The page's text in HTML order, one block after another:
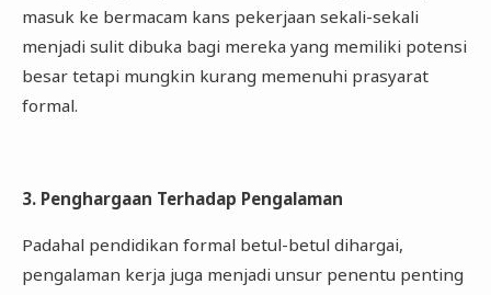
masuk ke bermacam kans pekerjaan sekali-sekali
menjadi sulit dibuka bagi mereka yang memiliki potensi
besar tetapi mungkin kurang memenuhi prasyarat
formal.
3. Penghargaan Terhadap Pengalaman
Padahal pendidikan formal betul-betul dihargai,
pengalaman kerja juga menjadi unsur penentu penting